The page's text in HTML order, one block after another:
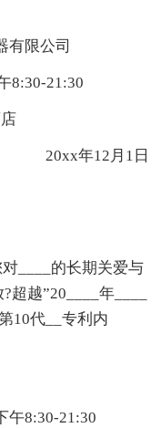
有限公司
8:30-21:30
20xx年12月1日
____的长期关爱与
越”20____年____
10代__专利内
午8:30-21:30